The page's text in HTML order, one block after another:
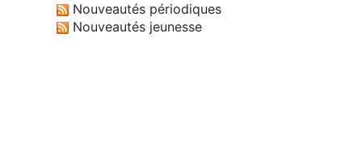
Nouveautés périodiques
Nouveautés jeunesse